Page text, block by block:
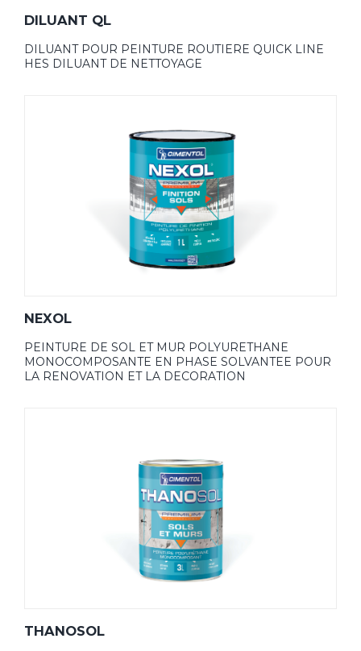
DILUANT QL
DILUANT POUR PEINTURE ROUTIERE QUICK LINE
HES DILUANT DE NETTOYAGE
NEXOL
PEINTURE DE SOL ET MUR POLYURETHANE
MONOCOMPOSANTE EN PHASE SOLVANTEE POUR
LA RENOVATION ET LA DECORATION
THANOSOL